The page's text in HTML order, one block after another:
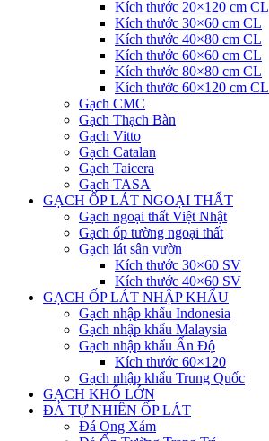
Kích thước 20×120 cm CL
Kích thước 30×60 cm CL
Kích thước 40×80 cm CL
Kích thước 60×60 cm CL
Kích thước 80×80 cm CL
Kích thước 60×120 cm CL
Gạch CMC
Gạch Thạch Bàn
Gạch Vitto
Gạch Catalan
Gạch Taicera
Gạch TASA
GẠCH ỐP LÁT NGOẠI THẤT
Gạch ngoại thất Việt Nhật
Gạch ốp tường ngoại thất
Gạch lát sân vườn
Kích thước 30×60 SV
Kích thước 40×60 SV
GẠCH ỐP LÁT NHẬP KHẨU
Gạch nhập khẩu Indonesia
Gạch nhập khẩu Malaysia
Gạch nhập khẩu Ấn Độ
Kích thước 60×120
Gạch nhập khẩu Trung Quốc
GẠCH KHỔ LỚN
ĐÁ TỰ NHIÊN ỐP LÁT
Đá Ong Xám